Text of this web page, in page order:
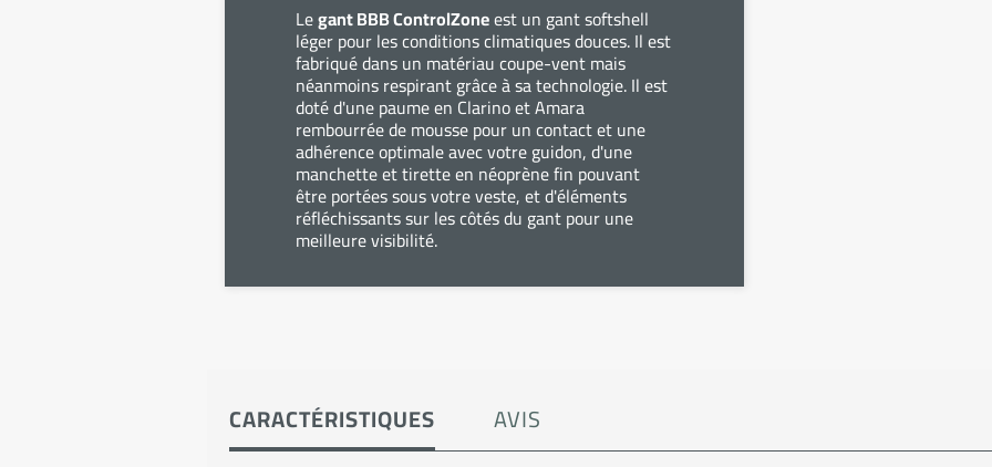
Legant BBB ControlZoneest un gant softshell
léger pour les conditions climatiques douces. Il est
fabriqué dans un matériau coupe-vent mais
néanmoins respirant grâce à sa technologie. Il est
doté d'une paume en Clarino et Amara
rembourrée de mousse pour un contact et une
adhérence optimale avec votre guidon, d'une
manchette et tirette en néoprène fin pouvant
être portées sous votre veste, et d'éléments
réfléchissants sur les côtés du gant pour une
meilleure visibilité.
CARACTÉRISTIQUES AVIS